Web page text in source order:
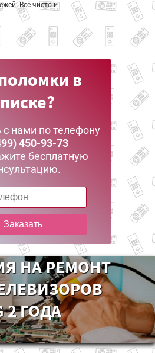
Всё чисто и
в
нами по телефону
450-93-73
бесплатную
Заказать
НА РЕМОНТ
2 ГОДА